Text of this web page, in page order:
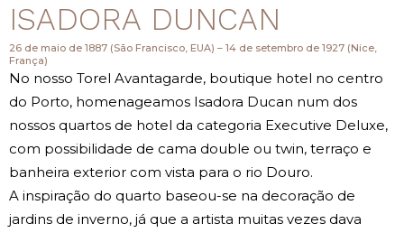
ISADORA DUNCAN
26 de maio de 1887 (São Francisco, EUA) – 14 de setembro de 1927 (Nice,
França)
No nosso Torel Avantagarde, boutique hotel no centro
do Porto, homenageamos Isadora Ducan num dos
nossos quartos de hotel da categoria Executive Deluxe,
com possibilidade de cama double ou twin, terraço e
banheira exterior com vista para o rio Douro.
A inspiração do quarto baseou-se na decoração de
jardins de inverno, já que a artista muitas vezes dava